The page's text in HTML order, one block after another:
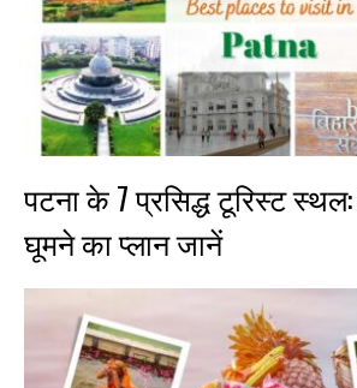
पटना के 7 प्रसिद्ध टूरिस्ट
घूमने का प्लान जानें